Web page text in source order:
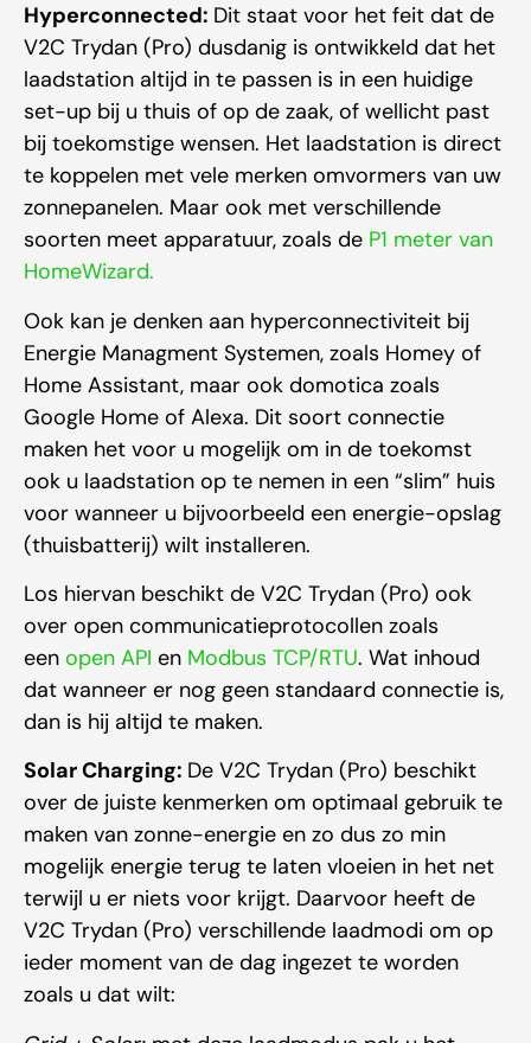
Hyperconnected: Dit staat voor het feit dat de
V2C Trydan (Pro) dusdanig is ontwikkeld dat het
laadstation altijd in te passen is in een huidige
set-up bij u thuis of op de zaak, of wellicht past
bij toekomstige wensen. Het laadstation is direct
te koppelen met vele merken omvormers van uw
zonnepanelen. Maar ook met verschillende
soorten meet apparatuur, zoals de P1 meter van
HomeWizard.
Ook kan je denken aan hyperconnectiviteit bij
Energie Managment Systemen, zoals Homey of
Home Assistant, maar ook domotica zoals
Google Home of Alexa. Dit soort connectie
maken het voor u mogelijk om in de toekomst
ook u laadstation op te nemen in een “slim” huis
voor wanneer u bijvoorbeeld een energie-opslag
(thuisbatterij) wilt installeren.
Los hiervan beschikt de V2C Trydan (Pro) ook
over open communicatieprotocollen zoals
een open API en Modbus TCP/RTU. Wat inhoud
dat wanneer er nog geen standaard connectie is,
dan is hij altijd te maken.
Solar Charging: De V2C Trydan (Pro) beschikt
over de juiste kenmerken om optimaal gebruik te
maken van zonne-energie en zo dus zo min
mogelijk energie terug te laten vloeien in het net
terwijl u er niets voor krijgt. Daarvoor heeft de
V2C Trydan (Pro) verschillende laadmodi om op
ieder moment van de dag ingezet te worden
zoals u dat wilt: